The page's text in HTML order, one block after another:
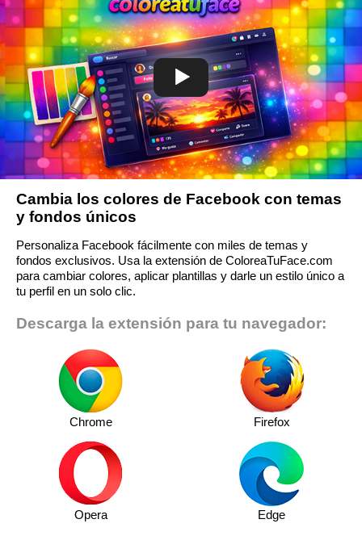
Cambia los colores de Facebook con temas
y fondos únicos
Personaliza Facebook fácilmente con miles de temas y
fondos exclusivos. Usa la extensión de ColoreaTuFace.com
para cambiar colores, aplicar plantillas y darle un estilo único a
tu perfil en un solo clic.
Descarga la extensión para tu navegador:
Chrome Firefox
Opera Edge